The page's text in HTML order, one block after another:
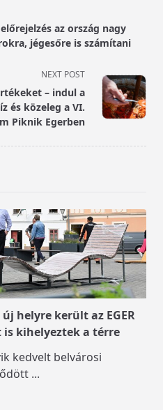
az ország nagy
jégesőre is számítani
NEXT POST
– indul a
és közeleg a VI.
Piknik Egerben
helyre került az EGER
kihelyeztek a térre
kedvelt belvárosi
...